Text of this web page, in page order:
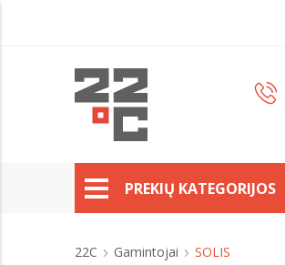
PREKIŲ KATEGORIJOS
22C Gamintojai SOLIS